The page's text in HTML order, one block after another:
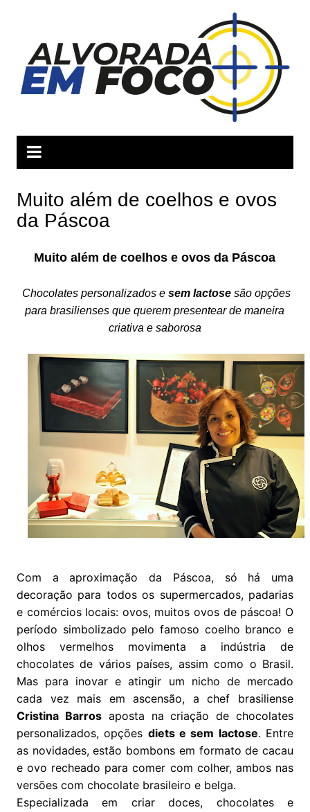
conteúdo
Muito além de coelhos e ovos
da Páscoa
Muito além de coelhos e ovos da Páscoa
Chocolates personalizados e sem lactosesão opções
para brasilienses que querem presentear de maneira
criativa e saborosa
Com a aproximação da Páscoa, só há uma
decoração para todos os supermercados, padarias
e comércios locais: ovos, muitos ovos de páscoa! O
período simbolizado pelo famoso coelho branco e
olhos vermelhos movimenta a indústria de
chocolates de vários países, assim como o Brasil.
Mas para inovar e atingir um nicho de mercado
cada vez mais em ascensão, a chef brasiliense
Cristina Barrosaposta na criação de chocolates
personalizados, opções diets e sem lactose. Entre
as novidades, estão bombons em formato de cacau
e ovo recheado para comer com colher, ambos nas
versões com chocolate brasileiro e belga.
Especializada em criar doces, chocolates e